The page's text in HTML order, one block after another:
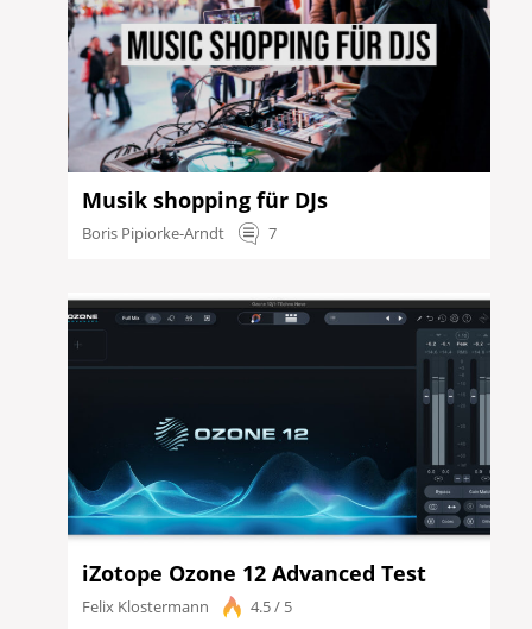
Musik shopping für DJs
Boris Pipiorke-Arndt 7
iZotope Ozone 12 Advanced Test
Felix Klostermann 4.5 / 5